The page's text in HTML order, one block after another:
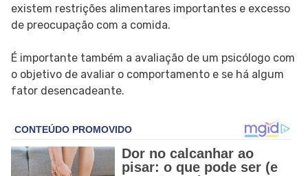
existem restrições alimentares importantes e excesso
de preocupação com a comida.
É importante também a avaliação de um psicólogo com
o objetivo de avaliar o comportamento e se há algum
fator desencadeante.